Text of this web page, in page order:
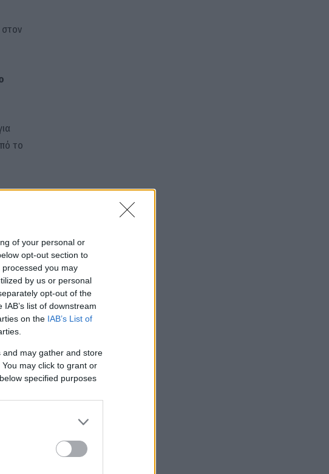
of your personal or
opt-out section to
you may
by us or personal
opt-out of the
list of downstream
on the IAB’s List of
may gather and store
may click to grant or
specified purposes
το